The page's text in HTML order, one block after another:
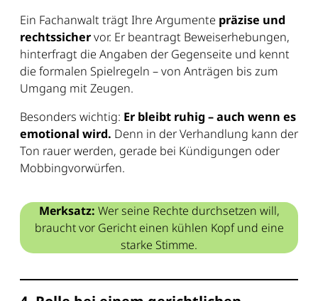
Ein Fachanwalt trägt Ihre Argumente präzise und
rechtssichervor. Er beantragt Beweiserhebungen,
hinterfragt die Angaben der Gegenseite und kennt
die formalen Spielregeln – von Anträgen bis zum
Umgang mit Zeugen.
Besonders wichtig: Er bleibt ruhig – auch wenn es
emotional wird. Denn in der Verhandlung kann der
Ton rauer werden, gerade bei Kündigungen oder
Mobbingvorwürfen.
Merksatz: Wer seine Rechte durchsetzen will,
braucht vor Gericht einen kühlen Kopf und eine
starke Stimme.